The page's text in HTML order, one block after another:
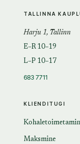
KLIENDITUGI
Maksmine
TALLINNA
Harju 1, Tallinn
E–R 10–19
L–P 10–17
683 7711